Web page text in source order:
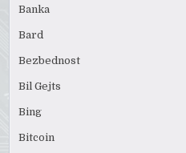
Banka
Bard
Bezbednost
Bil Gejts
Bing
Bitcoin